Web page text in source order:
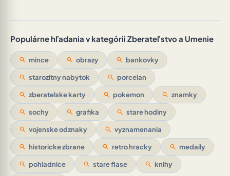
Populárne hľadania v kategórii Zberateľstvo a Umenie
search mince search obrazy search bankovky
search starozitny nabytok search porcelan
search zberatelske karty search pokemon search znamky
search sochy search grafika search stare hodiny
search vojenske odznaky search vyznamenania
search historicke zbrane search retro hracky search medaily
search pohladnice search stare flase search knihy